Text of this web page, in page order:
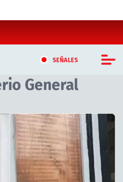
SEÑALES
General
General